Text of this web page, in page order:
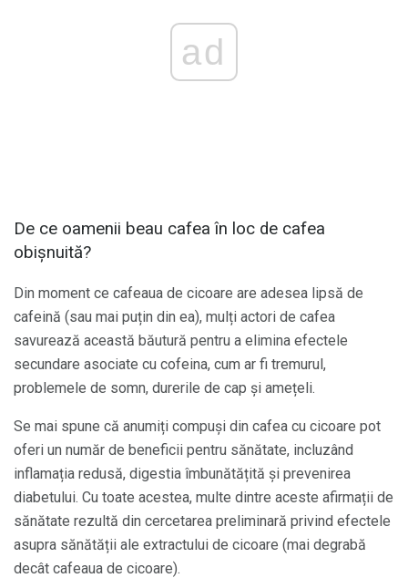
ad
De ce oamenii beau cafea în loc de cafea
obișnuită?
Din moment ce cafeaua de cicoare are adesea lipsă de
cafeină (sau mai puțin din ea), mulți actori de cafea
savurează această băutură pentru a elimina efectele
secundare asociate cu cofeina, cum ar fi tremurul,
problemele de somn, durerile de cap și amețeli.
Se mai spune că anumiți compuși din cafea cu cicoare pot
oferi un număr de beneficii pentru sănătate, incluzând
inflamația redusă, digestia îmbunătățită și prevenirea
diabetului. Cu toate acestea, multe dintre aceste afirmații de
sănătate rezultă din cercetarea preliminară privind efectele
asupra sănătății ale extractului de cicoare (mai degrabă
decât cafeaua de cicoare).